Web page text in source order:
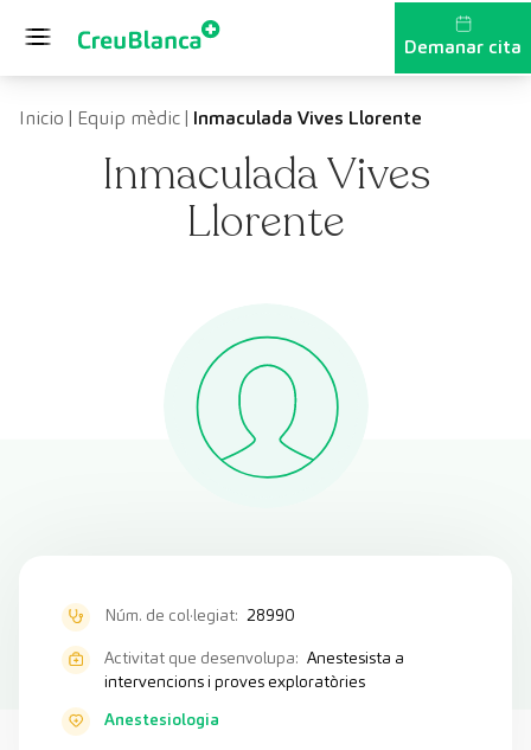
Demanar cita
Inicio | Equip mèdic| Inmaculada Vives Llorente
Inmaculada Vives
Llorente
Núm. de col·legiat: 28990
Activitat que desenvolupa: Anestesista a
intervencions i proves exploratòries
Anestesiologia